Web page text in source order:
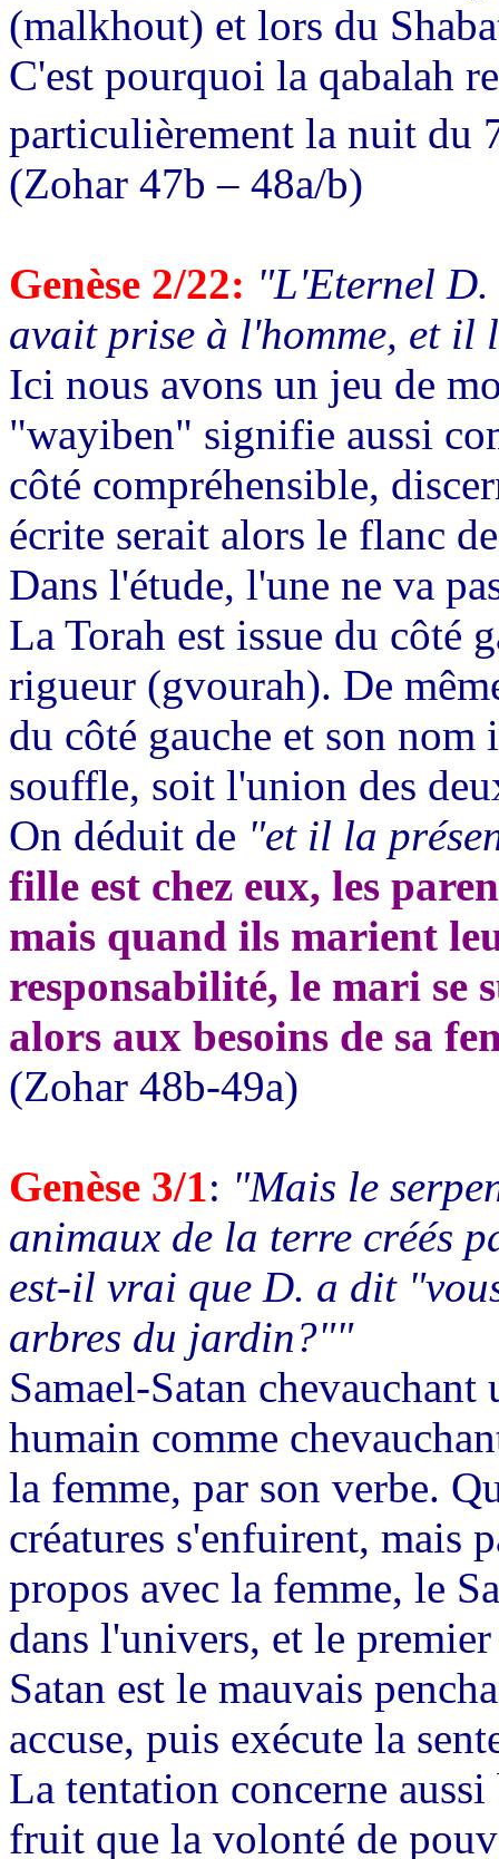
(malkhout) et lors du
C'est pourquoi la qabalah
particulièrement la nuit du
(Zohar 47b – 48a/b)
Genèse 2/22: "L'Eternel D.
avait prise à l'homme, et il
Ici nous avons un jeu de
"wayiben" signifie aussi
côté compréhensible,
écrite serait alors le flanc
Dans l'étude, l'une ne va
La Torah est issue du côté
rigueur (gvourah). De
du côté gauche et son nom
souffle, soit l'union des
On déduit de "et il la
fille est chez eux, les
mais quand ils marient
responsabilité, le mari se
alors aux besoins de sa
(Zohar 48b-49a)
Genèse 3/1: "Mais le
animaux de la terre créés
est-il vrai que D. a dit
arbres du jardin?""
Samael-Satan
humain comme
la femme, par son verbe.
créatures s'enfuirent, mais
propos avec la femme, le
dans l'univers, et le
Satan est le mauvais
accuse, puis exécute la
La tentation concerne
fruit que la volonté de